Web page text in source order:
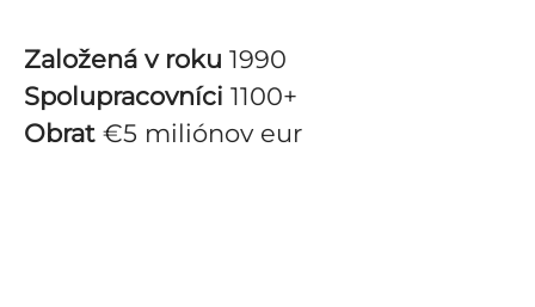
Založená v roku 1990
Spolupracovníci 1100+
Obrat €5 miliónov eur